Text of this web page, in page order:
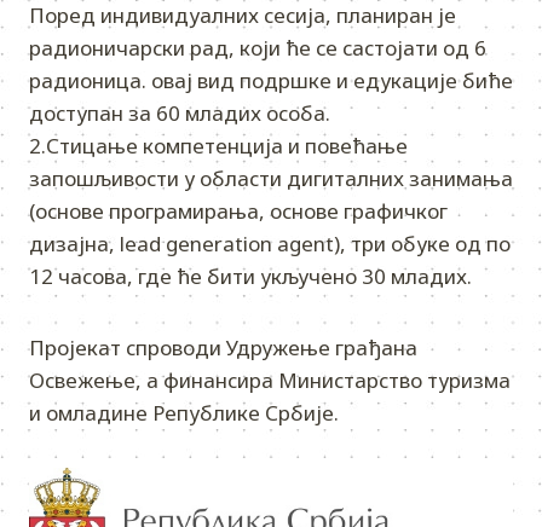
Поред индивидуалних сесија, планиран је
радионичарски рад, који ће се састојати од 6
радионица. овај вид подршке и едукације биће
доступан за 60 младих особа.
2.Стицање компетенција и повећање
запошљивости у области дигиталних занимања
(основе програмирања, основе графичког
дизајна, lead generation agent), три обуке од по
12 часова, где ће бити укључено 30 младих.
Пројекат спроводи Удружење грађана
Освежење, а финансира Министарство туризма
и омладине Републике Србије.